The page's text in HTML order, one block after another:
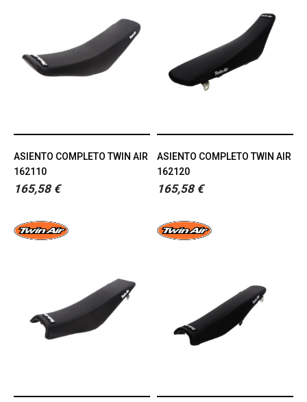
ASIENTO COMPLETO TWIN AIR
162110
165,58 €
ASIENTO COMPLETO TWIN AIR
162120
165,58 €